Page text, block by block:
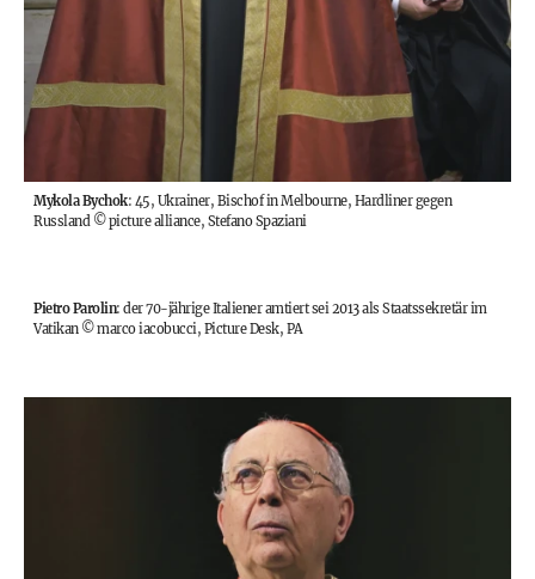
Mykola Bychok: 45, Ukrainer, Bischof in Melbourne, Hardliner gegen
Russland©picture alliance, Stefano Spaziani
Pietro Parolin: der 70-jährige Italiener amtiert sei 2013 als Staatssekretär im
Vatikan©marco iacobucci, Picture Desk, PA